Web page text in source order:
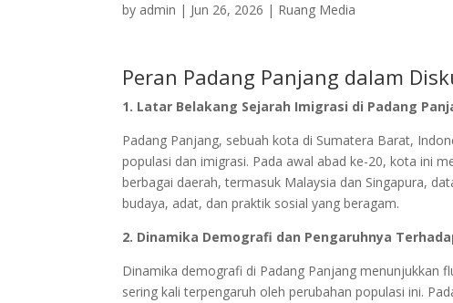
by admin | Jun 26, 2026 | Ruang Media
Peran Padang Panjang dalam
1. Latar Belakang Sejarah Imigrasi di Padang
Padang Panjang, sebuah kota di Sumatera Barat,
populasi dan imigrasi. Pada awal abad ke-20, kota ini
berbagai daerah, termasuk Malaysia dan Singapura,
budaya, adat, dan praktik sosial yang beragam.
2. Dinamika Demografi dan Pengaruhnya
Dinamika demografi di Padang Panjang menunjukkan
sering kali terpengaruh oleh perubahan populasi ini.